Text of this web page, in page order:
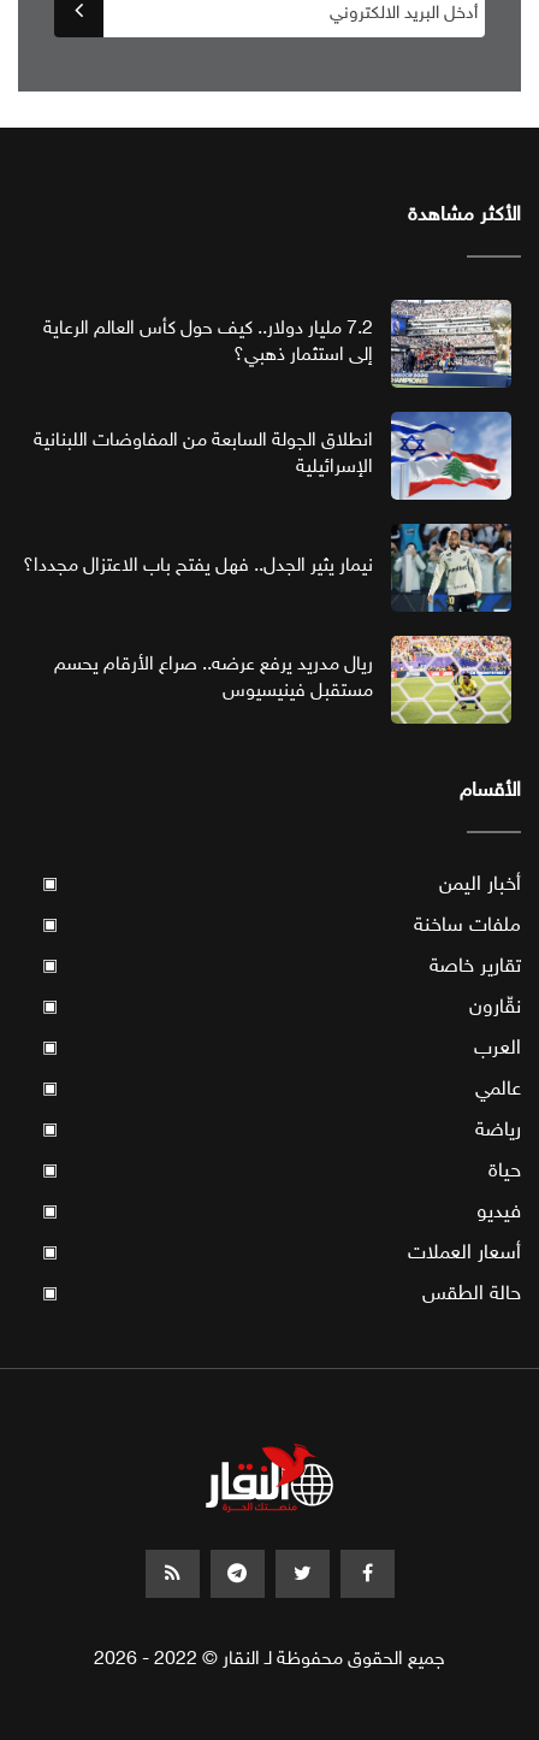
الأكثر مشاهدة
7.2 مليار دولار.. كيف حول كأس العالم الرعاية
إلى استثمار ذهبي؟
انطلاق الجولة السابعة من المفاوضات اللبنانية
الإسرائيلية
نيمار يثير الجدل.. فهل يفتح باب الاعتزال مجددا؟
ريال مدريد يرفع عرضه.. صراع الأرقام يحسم
مستقبل فينيسيوس
الأقسام
أخبار اليمن ▣
ملفات ساخنة ▣
تقارير خاصة ▣
نقّارون ▣
العرب ▣
عالمي ▣
رياضة ▣
حياة ▣
فيديو ▣
أسعار العملات ▣
حالة الطقس ▣
جميع الحقوق محفوظة لـ النقار © 2022 - 2026